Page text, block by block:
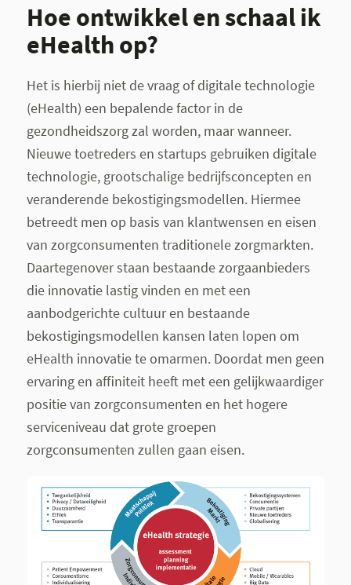
Hoe ontwikkel en schaal ik
eHealth op?
Het is hierbij niet de vraag of digitale technologie
(eHealth) een bepalende factor in de
gezondheidszorg zal worden, maar wanneer.
Nieuwe toetreders en startups gebruiken digitale
technologie, grootschalige bedrijfsconcepten en
veranderende bekostigingsmodellen. Hiermee
betreedt men op basis van klantwensen en eisen
van zorgconsumenten traditionele zorgmarkten.
Daartegenover staan bestaande zorgaanbieders
die innovatie lastig vinden en met een
aanbodgerichte cultuur en bestaande
bekostigingsmodellen kansen laten lopen om
eHealth innovatie te omarmen. Doordat men geen
ervaring en afﬁniteit heeft met een gelijkwaardiger
positie van zorgconsumenten en het hogere
serviceniveau dat grote groepen
zorgconsumenten zullen gaan eisen.